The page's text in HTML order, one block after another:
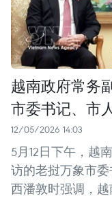
越南政府常务
市委书记、市
12/05/2026 14:03
5月12日下午，越
访的老挝万象市
西潘敦时强调，